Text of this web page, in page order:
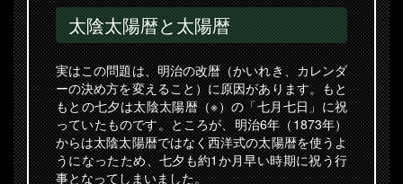
太陰太陽暦と太陽暦
実はこの問題は、明治の改暦（かいれき、カレンダ
ーの決め方を変えること）に原因があります。もと
もとの七夕は太陰太陽暦（※）の「七月七日」に祝
っていたものです。ところが、明治6年（1873年）
からは太陰太陽暦ではなく西洋式の太陽暦を使うよ
うになったため、七夕も約1か月早い時期に祝う行
事となってしまいました。